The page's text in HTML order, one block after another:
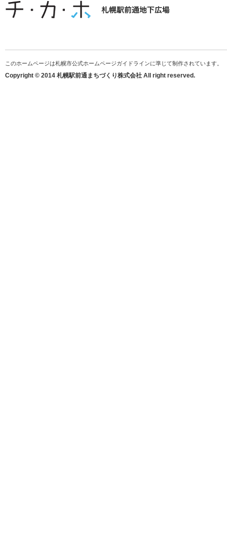
このホームページは札幌市公式ホームページガイドラインに準じて制作されています。
Copyright © 2014 札幌駅前通まちづくり株式会社 All right reserved.